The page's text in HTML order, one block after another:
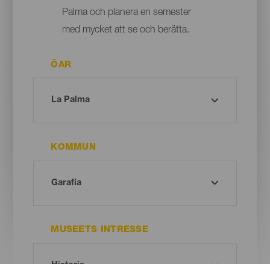
Palma och planera en semester
med mycket att se och berätta.
ÖAR
KOMMUN
MUSEETS INTRESSE